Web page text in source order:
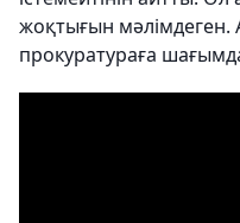
жоқтығын
прокуратураға